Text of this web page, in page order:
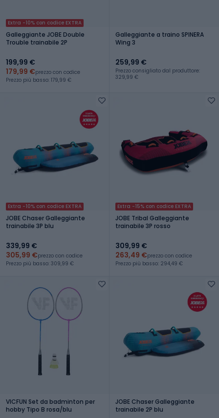
Extra -10% con codice EXTRA
Galleggiante JOBE Double
Trouble trainabile 2P
199,99 €
179,99 €prezzo con codice
Prezzo più basso: 179,99 €
Galleggiante a traino SPINERA
Wing 3
259,99 €
Prezzo consigliato dal produttore:
329,99 €
Extra -10% con codice EXTRA
JOBE Chaser Galleggiante
trainabile 3P blu
339,99 €
305,99 €prezzo con codice
Prezzo più basso: 309,99 €
Extra -15% con codice EXTRA
JOBE Tribal Galleggiante
trainabile 3P rosso
309,99 €
263,49 €prezzo con codice
Prezzo più basso: 294,49 €
VICFUN Set da badminton per
hobby Tipo B rosa/blu
JOBE Chaser Galleggiante
trainabile 2P blu